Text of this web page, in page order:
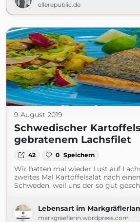
ellerepublic.de
9 August 2019
Schwedischer
gebratenem Lachsfilet
42 0 Speichern
Wir hatten mal wieder Lust auf
zweites Mal Kartoffelsalat nach
Schweden, weil uns der so gut
Lebensart im
markgraeflerin.wordpress.com